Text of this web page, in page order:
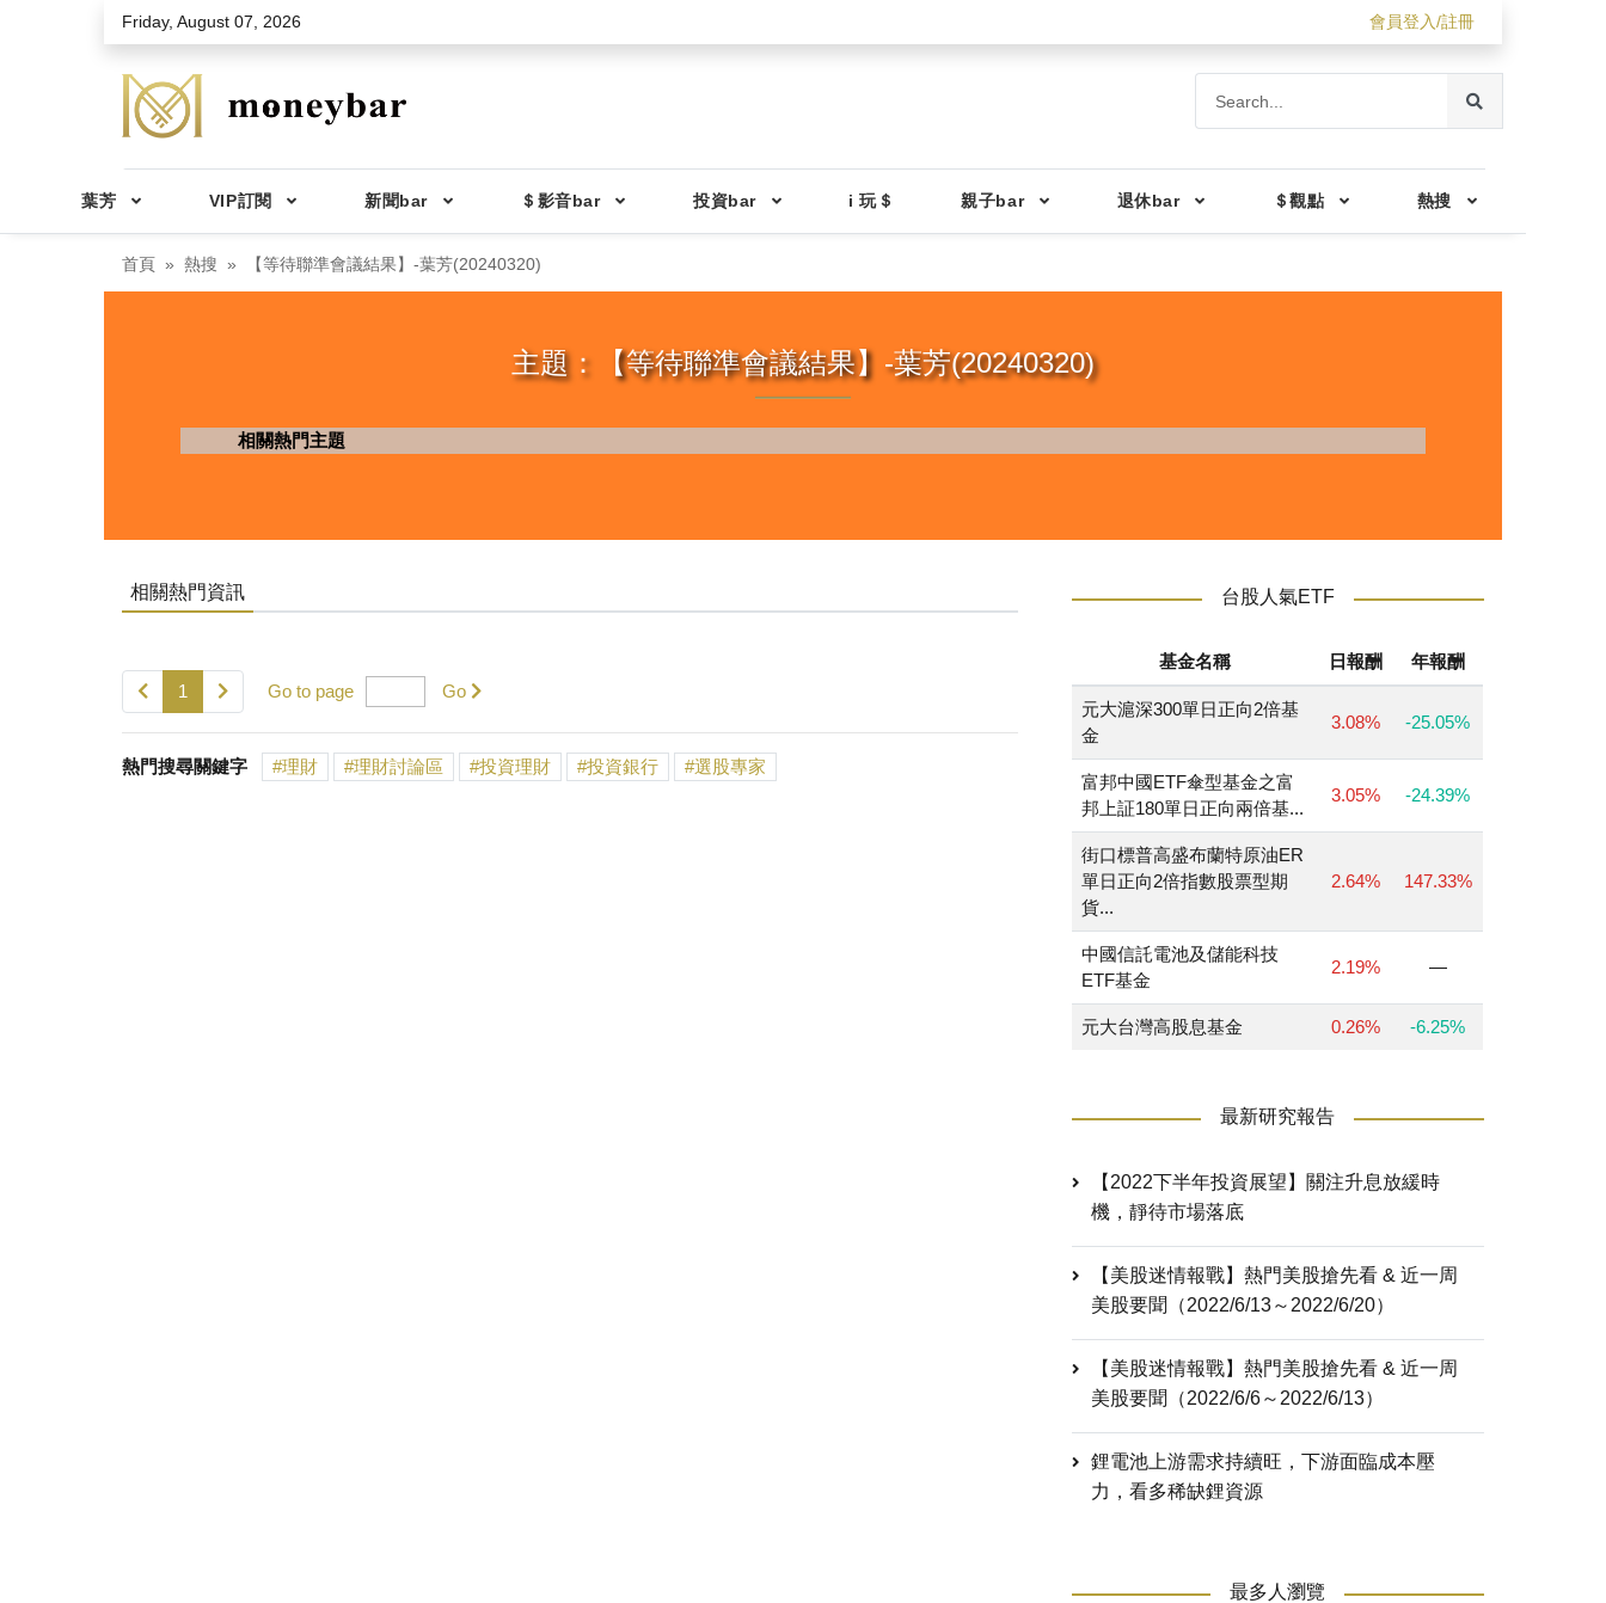
Skip to main contentFriday, August 07, 2026 會員登入/註冊
葉芳 VIP訂閱 新聞bar ＄影音bar 投資bar i 玩＄ 親子bar 退休bar ＄觀點 熱搜
首頁 熱搜 【等待聯準會議結果】-葉芳(20240320)
主題：【等待聯準會議結果】-葉芳(20240320)
相關熱門主題
相關熱門資訊
1 Go to page Go
熱門搜尋關鍵字 理財 理財討論區 投資理財 投資銀行 選股專家
台股人氣ETF
基金名稱 日報酬 年報酬
元大滬深300單日正向2倍基
金
3.08% -25.05%
富邦中國ETF傘型基金之富
邦上証180單日正向兩倍基...
3.05% -24.39%
街口標普高盛布蘭特原油ER
單日正向2倍指數股票型期
貨...
2.64% 147.33%
中國信託電池及儲能科技
ETF基金
2.19% —
元大台灣高股息基金 0.26% -6.25%
最新研究報告
【2022下半年投資展望】關注升息放緩時
機，靜待市場落底
【美股迷情報戰】熱門美股搶先看 & 近一周
美股要聞（2022/6/13～2022/6/20）
【美股迷情報戰】熱門美股搶先看 & 近一周
美股要聞（2022/6/6～2022/6/13）
鋰電池上游需求持續旺，下游面臨成本壓
力，看多稀缺鋰資源
最多人瀏覽